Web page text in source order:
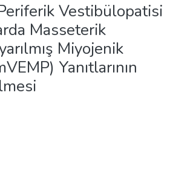
Vestibülopatisi
Masseterik
Miyojenik
Yanıtlarının